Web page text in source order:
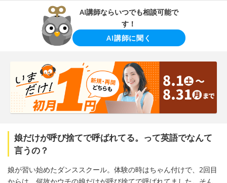
AI講師ならいつでも相談可能で
す！
AI講師に聞く
娘だけが呼び捨てで呼ばれてる。って英語でなんて
言うの？
娘が習い始めたダンススクール。体験の時はちゃん付けで、2回目